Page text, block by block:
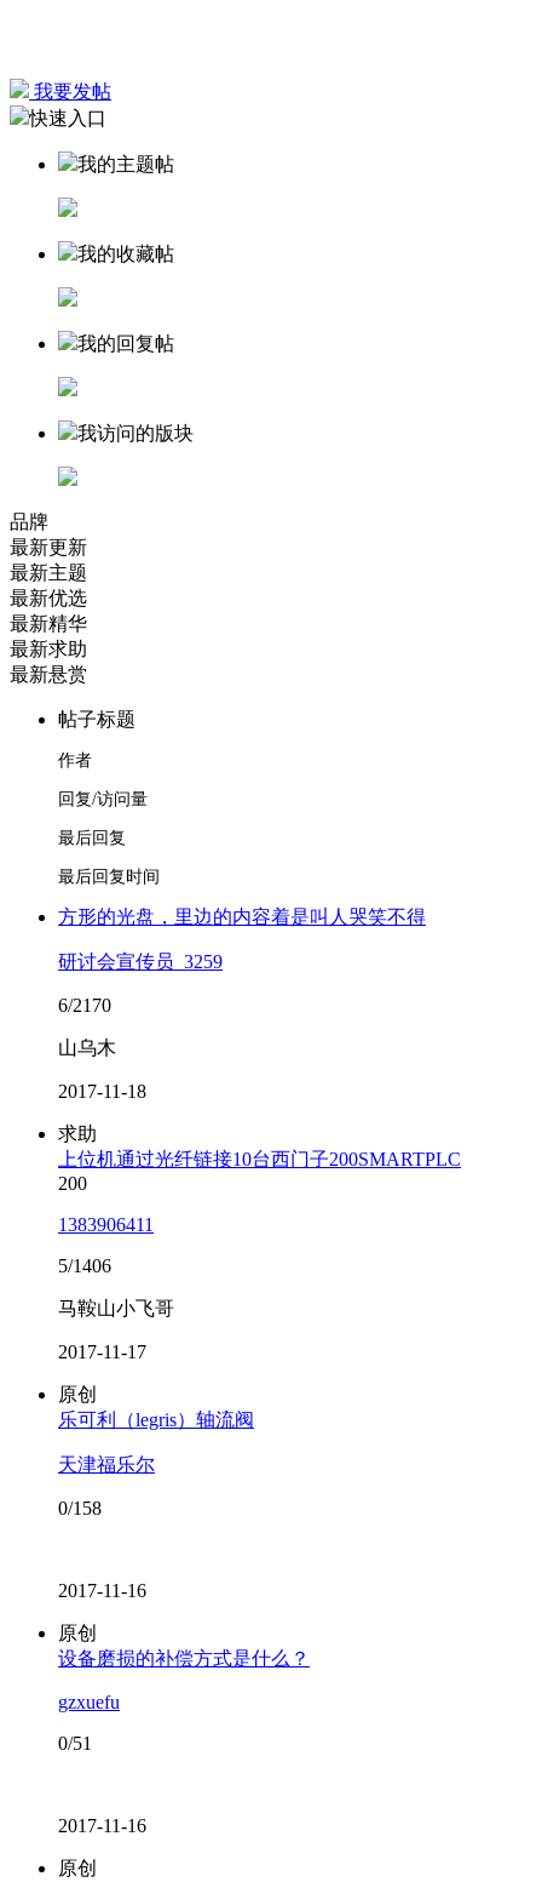
我要发帖
快速入口
我的主题帖
我的收藏帖
我的回复帖
我访问的版块
品牌
最新更新
最新主题
最新优选
最新精华
最新求助
最新悬赏
帖子标题
作者
回复/访问量
最后回复
最后回复时间
方形的光盘，里边的内容着是叫人哭笑不得
研讨会宣传员_3259
6/2170
山乌木
2017-11-18
求助
上位机通过光纤链接10台西门子200SMARTPLC
200
1383906411
5/1406
马鞍山小飞哥
2017-11-17
原创
乐可利（legris）轴流阀
天津福乐尔
0/158
2017-11-16
原创
设备磨损的补偿方式是什么？
gzxuefu
0/51
2017-11-16
原创